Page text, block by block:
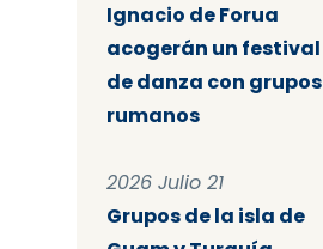
Ignacio de Forua
acogerán un festival
de danza con grupos
rumanos
2026 Julio 21
Grupos de la isla de